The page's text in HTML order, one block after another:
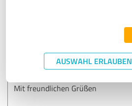
AUSWAHL ERLAUBEN
SEHR GUT
Mit freundlichen Grüßen